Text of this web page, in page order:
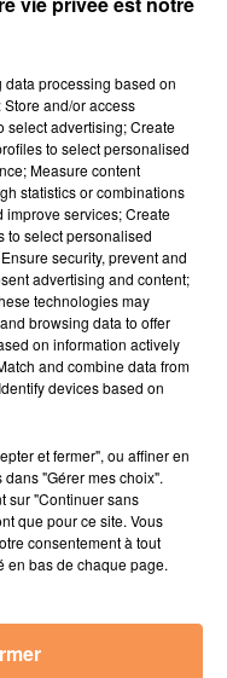
processing based on
and/or access
select advertising; Create
to select personalised
Measure content
statistics or combinations
improve services; Create
to select personalised
security, prevent and
advertising and content;
technologies may
browsing data to offer
on information actively
and combine data from
devices based on
et fermer", ou affiner en
"Gérer mes choix".
sur "Continuer sans
que pour ce site. Vous
consentement à tout
en bas de chaque page.